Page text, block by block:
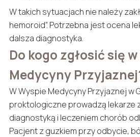
W takich sytuacjach nie należy
hemoroid”. Potrzebna jest ocena
dalsza diagnostyka.
Do kogo zgłosić się
Medycyny
W Wyspie Medycyny Przyjaznej w
proktologiczne prowadzą lekarze
diagnostyką i leczeniem chorób
Pacjent z guzkiem przy odbycie,